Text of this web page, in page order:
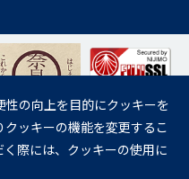
・乳児の発育に悪影響を与えるおそれが
の向上を目的にクッキーを
ッキーの機能を変更するこ
際には、クッキーの使用に